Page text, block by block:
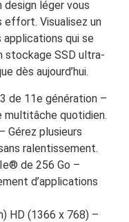
léger vous
effort. Visualisez un
qui se
stockage SSD ultra-
dès aujourd’hui.
de 11e génération –
multitâche quotidien.
Gérez plusieurs
ralentissement.
de 256 Go –
d’applications
HD (1366 x 768) –